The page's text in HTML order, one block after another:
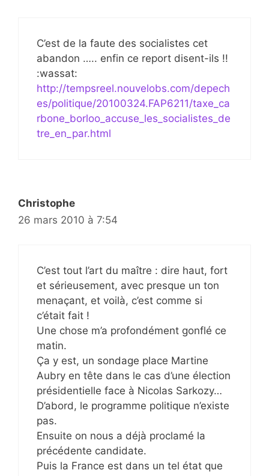
C’est de la faute des socialistes cet
abandon ….. enfin ce report disent-ils !!
:wassat:
http://tempsreel.nouvelobs.com/depech
es/politique/20100324.FAP6211/taxe_ca
rbone_borloo_accuse_les_socialistes_de
tre_en_par.html
Christophe
26 mars 2010 à 7:54
C’est tout l’art du maître : dire haut, fort
et sérieusement, avec presque un ton
menaçant, et voilà, c’est comme si
c’était fait !
Une chose m’a profondément gonflé ce
matin.
Ça y est, un sondage place Martine
Aubry en tête dans le cas d’une élection
présidentielle face à Nicolas Sarkozy…
D’abord, le programme politique n’existe
pas.
Ensuite on nous a déjà proclamé la
précédente candidate.
Puis la France est dans un tel état que